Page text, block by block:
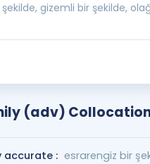
gizemli bir şekilde,
(adv)
accurate : esrarengiz bir